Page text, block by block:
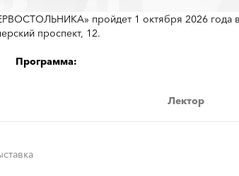
пройдет 1 октября 2026 года в
проспект, 12.
Программа:
Лектор